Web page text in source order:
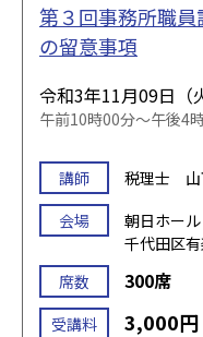
第３回事務所職
の留意事項
令和3年11月09日（
午前10時00分～午後4
講師
税理士
会場
朝日ホール
千代田区
席数
300席
受講料 3,000円